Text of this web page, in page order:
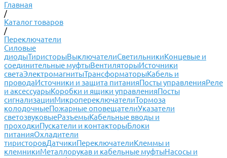
Главная
/
Каталог товаров
/
Переключатели
Силовые
диодыТиристорыВыключателиСветильникиКонцевые и
соединительные муфтыВентиляторыИсточники
светаЭлектромагнитыТрансформаторыКабель и
проводаИсточники и защита питанияПосты управленияРеле
и аксессуарыКоробки и ящики управленияПосты
сигнализацииМикропереключателиТормоза
колодочныеПожарные оповещателиУказатели
светозвуковыеРазъемыКабельные вводы и
проходкиПускатели и контакторыБлоки
питанияОхладители
тиристоровДатчикиПереключателиКлеммы и
клемникиМеталлорукав и кабельные муфтыНасосы и